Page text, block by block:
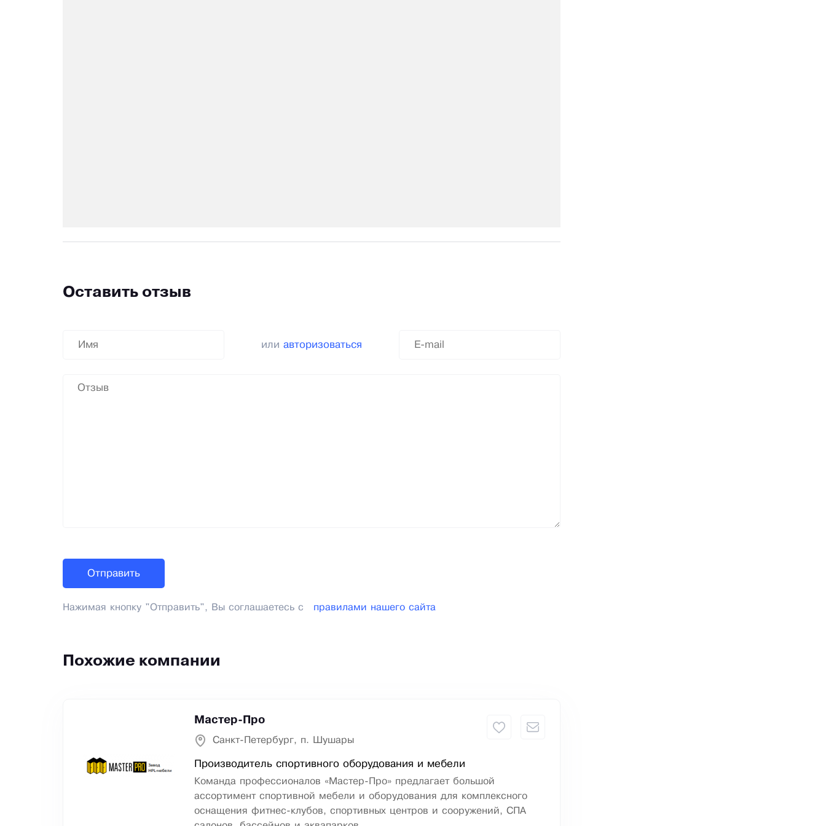
Оставить отзыв
или авторизоваться
Нажимая кнопку "Отправить", Вы соглашаетесь с правилами нашего сайта
Похожие компании
Мастер-Про
Санкт-Петербург, п. Шушары
Производитель спортивного оборудования и мебели
Команда профессионалов «Мастер-Про» предлагает большой
ассортимент спортивной мебели и оборудования для комплексного
оснащения фитнес-клубов, спортивных центров и сооружений, СПА